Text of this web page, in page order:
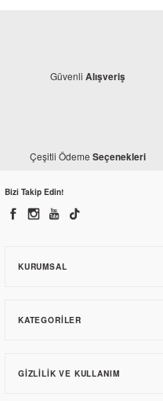
Monero
450,30 TL
Güvenli Alışveriş
Çeşitli Ödeme Seçenekleri
Bizi Takip Edin!
KURUMSAL
KATEGORILER
GIZLILIK VE KULLANIM